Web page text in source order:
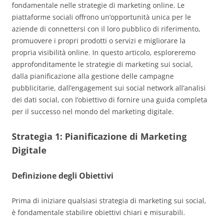
fondamentale nelle strategie di marketing online. Le
piattaforme sociali offrono un’opportunità unica per le
aziende di connettersi con il loro pubblico di riferimento,
promuovere i propri prodotti o servizi e migliorare la
propria visibilità online. In questo articolo, esploreremo
approfonditamente le strategie di marketing sui social,
dalla pianificazione alla gestione delle campagne
pubblicitarie, dall’engagement sui social network all’analisi
dei dati social, con l’obiettivo di fornire una guida completa
per il successo nel mondo del marketing digitale.
Strategia 1: Pianificazione di Marketing
Digitale
Definizione degli Obiettivi
Prima di iniziare qualsiasi strategia di marketing sui social,
è fondamentale stabilire obiettivi chiari e misurabili.